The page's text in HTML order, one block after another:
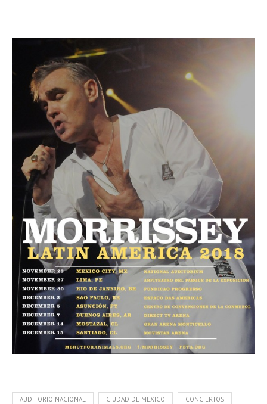
AUDITORIO NACIONAL CIUDAD DE MÉXICO CONCIERTOS